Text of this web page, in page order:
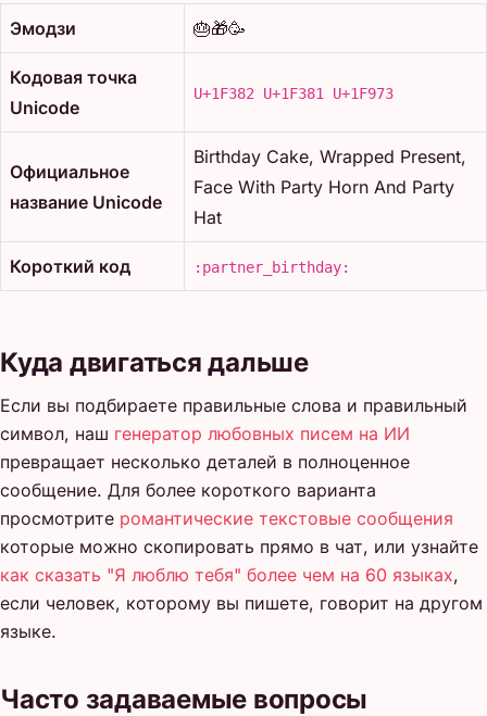
Эмодзи 🎂🎁🥳
Кодовая точка
Unicode
U+1F382 U+1F381 U+1F973
Официальное
название Unicode
Birthday Cake, Wrapped Present,
Face With Party Horn And Party
Hat
Короткий код :partner_birthday:
Куда двигаться дальше
Если вы подбираете правильные слова и правильный
символ, наш генератор любовных писем на ИИ
превращает несколько деталей в полноценное
сообщение. Для более короткого варианта
просмотрите романтические текстовые сообщения
которые можно скопировать прямо в чат, или узнайте
как сказать "Я люблю тебя" более чем на 60 языках,
если человек, которому вы пишете, говорит на другом
языке.
Часто задаваемые вопросы